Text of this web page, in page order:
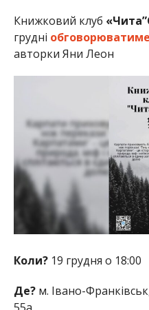
Книжковий клуб
грудні обговорюватиме
авторки Яни Леон
Коли?19 грудня о 18:00
Де?м. Івано-